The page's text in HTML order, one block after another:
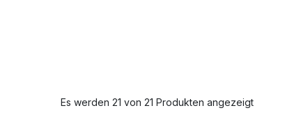
Es werden 21 von 21 Produkten angezeigt